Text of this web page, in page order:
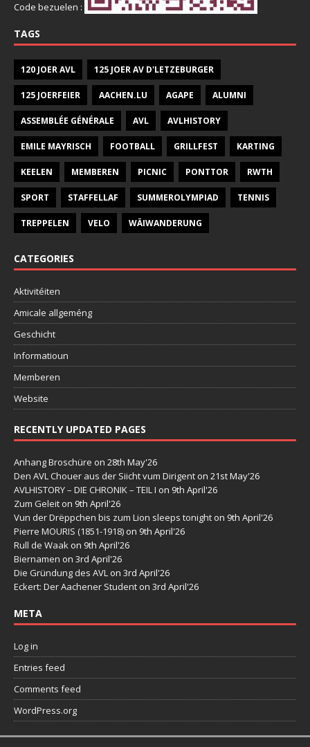
Code bezuelen :
TAGS
120 JOER AVL 125 JOER AV D'LETZEBURGER
125 JOERFEIER AACHEN.LU AGAPE ALUMNI
ASSEMBLÉE GÉNÉRALE AVL AVLHISTORY
EMILE MAYRISCH FOOTBALL GRILLFEST KARTING
KEELEN MEMBEREN PICNIC PONTTOR RWTH
SPORT STAFFELLAF SUMMEROLYMPIAD TENNIS
TREPPELEN VELO WÄIWANDERUNG
CATEGORIES
Aktivitéiten
Amicale allgeméng
Geschicht
Informatioun
Memberen
Website
RECENTLY UPDATED PAGES
Anhang Broschüre on 28th May'26
Den AVL Chouer aus der Siicht vum Dirigent on 21st May'26
AVLHISTORY – DIE CHRONIK – TEIL I on 9th April'26
Zum Geleit on 9th April'26
Vun der Drëppchen bis zum Lion sleeps tonight on 9th April'26
Pierre MOURIS (1851-1918) on 9th April'26
Rull de Waak on 9th April'26
Biernamen on 3rd April'26
Die Gründung des AVL on 3rd April'26
Eckert: Der Aachener Student on 3rd April'26
META
Log in
Entries feed
Comments feed
WordPress.org